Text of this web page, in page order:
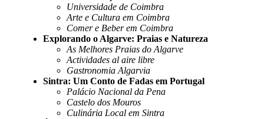
Universidade de Coimbra
Arte e Cultura em Coimbra
Comer e Beber em Coimbra
Explorando o Algarve: Praias e Natureza
As Melhores Praias do Algarve
Actividades al aire libre
Gastronomia Algarvia
Sintra: Um Conto de Fadas em Portugal
Palácio Nacional da Pena
Castelo dos Mouros
Culinária Local em Sintra